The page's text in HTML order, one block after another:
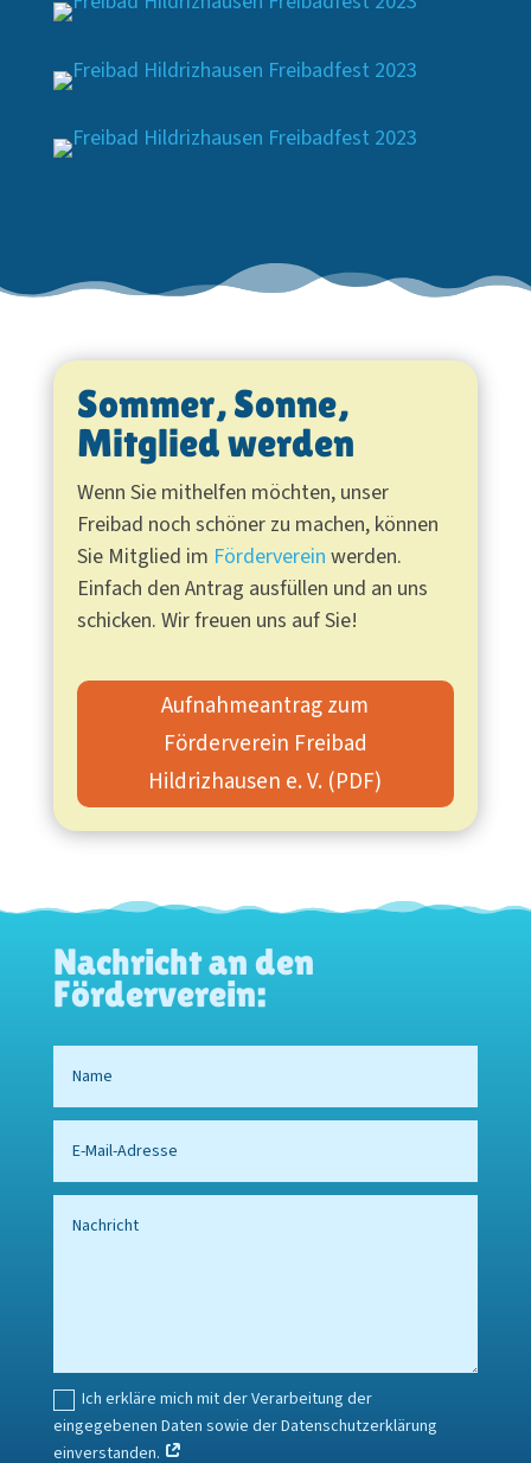
Sommer, Sonne,
Mitglied werden
Wenn Sie mithelfen möchten, unser
Freibad noch schöner zu machen, können
Sie Mitglied im Förderverein werden.
Einfach den Antrag ausfüllen und an uns
schicken. Wir freuen uns auf Sie!
Aufnahmeantrag zum
Förderverein Freibad
Hildrizhausen e. V. (PDF)
Nachricht an den
Förderverein:
Ich erkläre mich mit der Verarbeitung der
eingegebenen Daten sowie der Datenschutzerklärung
einverstanden.